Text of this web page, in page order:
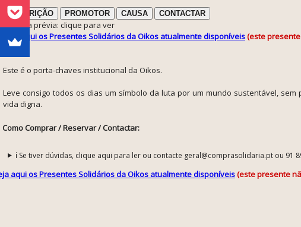
DESCRIÇÃO PROMOTOR CAUSA CONTACTAR
ℹ️ Nota prévia: clique para ver
Veja aqui os Presentes Solidários da Oikos atualmente disponíveis(este
Este é o porta-chaves institucional da Oikos.
Leve consigo todos os dias um símbolo da luta por um mundo sustentável,
vida digna.
Como Comprar / Reservar / Contactar:
ℹ️ Se tiver dúvidas, clique aqui para ler ou contacte geral@comprasolidaria.pt ou 91
aqui os Presentes Solidários da Oikos atualmente disponíveis(este presente